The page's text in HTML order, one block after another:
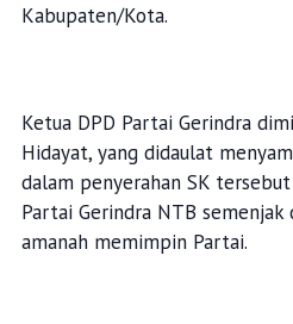
Kabupaten/Kota.
Ketua DPD Partai Gerindra
Hidayat, yang didaulat
dalam penyerahan SK
Partai Gerindra NTB
amanah memimpin Partai.